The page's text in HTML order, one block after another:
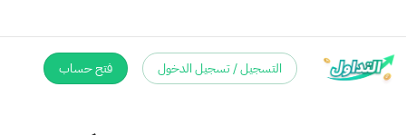
التسجيل / تسجيل الدخول فتح حساب